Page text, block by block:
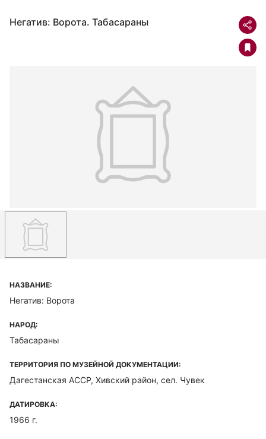
Негатив: Ворота. Табасараны
НАЗВАНИЕ:
Негатив: Ворота
НАРОД:
Табасараны
ТЕРРИТОРИЯ ПО МУЗЕЙНОЙ ДОКУМЕНТАЦИИ:
Дагестанская ACCP, Хивский район, сел. Чувек
ДАТИРОВКА:
1966 г.